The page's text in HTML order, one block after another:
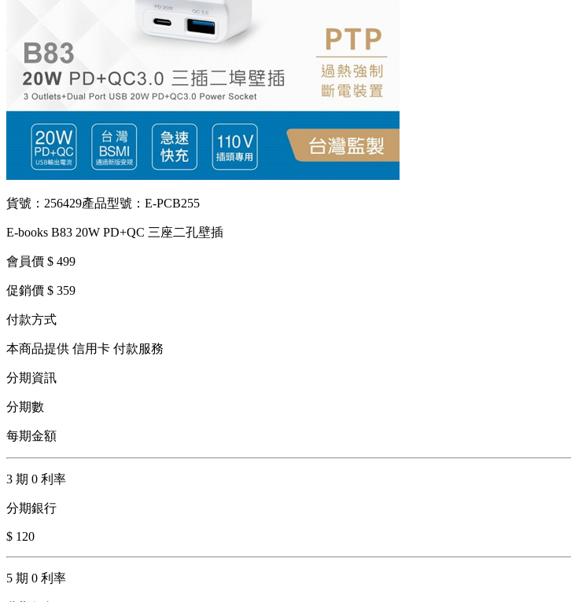
貨號：256429產品型號：E-PCB255
E-books B83 20W PD+QC 三座二孔壁插
會員價 $ 499
促銷價 $ 359
付款方式
本商品提供 信用卡 付款服務
分期資訊
分期數
每期金額
3 期 0 利率
分期銀行
$ 120
5 期 0 利率